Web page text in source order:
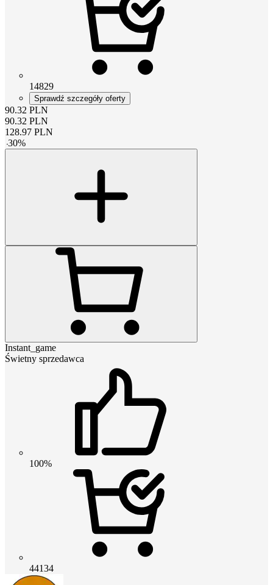
14829
Sprawdź szczegóły oferty
90.32 PLN
90.32 PLN
128.97 PLN
-30%
Instant_game
Świetny sprzedawca
100%
44134